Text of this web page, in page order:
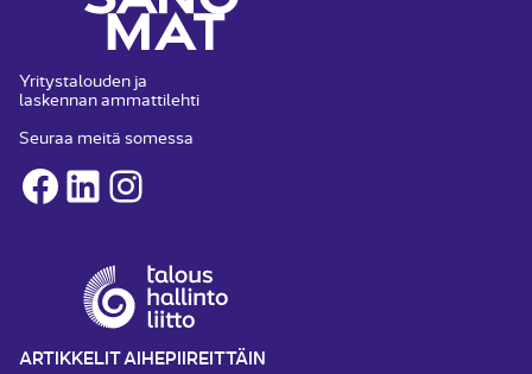
Yritystalouden ja
laskennan ammattilehti
Seuraa meitä somessa
Facebook
LinkedInInstagram
ARTIKKELIT AIHEPIIREITTÄIN